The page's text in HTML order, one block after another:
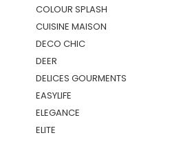
COLOUR SPLASH
CUISINE MAISON
DECO CHIC
DEER
DELICES GOURMENTS
EASYLIFE
ELEGANCE
ELITE